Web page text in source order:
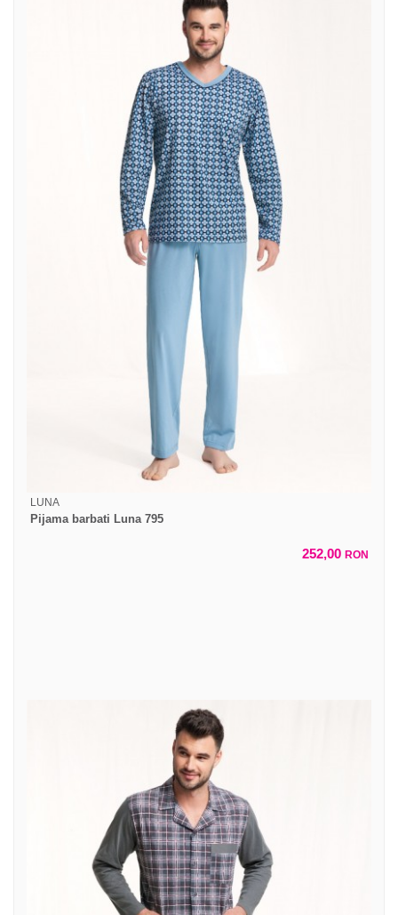
LUNA
Pijama barbati Luna 795
252,00 RON